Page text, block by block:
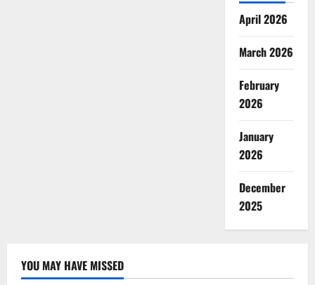
April 2026
March 2026
February
2026
January
2026
December
2025
YOU MAY HAVE MISSED